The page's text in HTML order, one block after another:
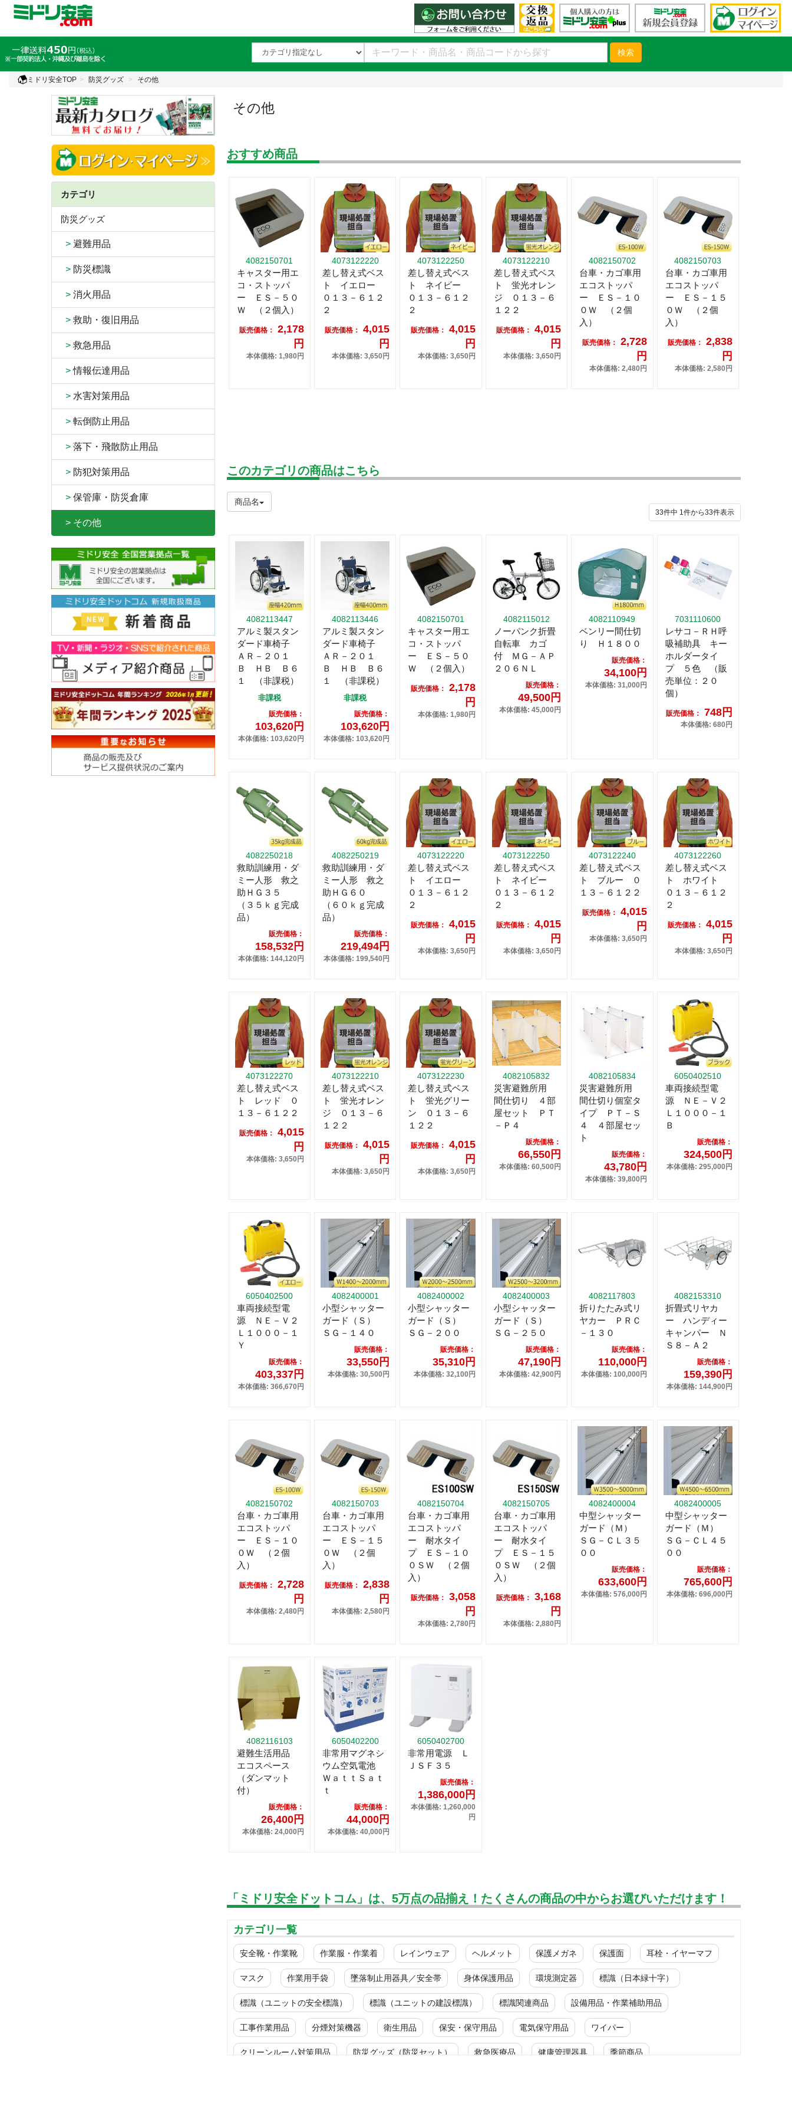
検索
ミドリ安全TOP 防災グッズ その他
カテゴリ
防災グッズ
> 避難用品
> 防災標識
> 消火用品
> 救助・復旧用品
> 救急用品
>情報伝達用品
> 水害対策用品
> 転倒防止用品
> 落下・飛散防止用品
> 防犯対策用品
> 保管庫・防災倉庫
> その他
その他
おすすめ商品
4082150701
キャスター用エ
コ・ストッパ
ー ＥＳ－５０
Ｗ （２個入）
販売価格：
2,178
円
本体価格: 1,980円
4073122220
差し替え式ベス
ト イエロー
０１３－６１２
２
販売価格：
4,015
円
本体価格: 3,650円
4073122250
差し替え式ベス
ト ネイビー
０１３－６１２
２
販売価格：
4,015
円
本体価格: 3,650円
4073122210
差し替え式ベス
ト 蛍光オレン
ジ ０１３－６
１２２
販売価格：
4,015
円
本体価格: 3,650円
4082150702
台車・カゴ車用
エコストッパ
ー ＥＳ－１０
０Ｗ （２個
入）
販売価格：
2,728
円
本体価格: 2,480円
4082150703
台車・カゴ車用
エコストッパ
ー ＥＳ－１５
０Ｗ （２個
入）
販売価格：
2,838
円
本体価格: 2,580円
このカテゴリの商品はこちら
商品名
33件中 1件から33件表示
4082113447
アルミ製スタン
ダード車椅子
ＡＲ－２０１
Ｂ ＨＢ Ｂ６
１ （非課税）
非課税
販売価格：
103,620円
本体価格: 103,620円
4082113446
アルミ製スタン
ダード車椅子
ＡＲ－２０１
Ｂ ＨＢ Ｂ６
１ （非課税）
非課税
販売価格：
103,620円
本体価格: 103,620円
4082150701
キャスター用エ
コ・ストッパ
ー ＥＳ－５０
Ｗ （２個入）
販売価格：
2,178
円
本体価格: 1,980円
4082115012
ノーパンク折畳
自転車 カゴ
付 ＭＧ－ＡＰ
２０６ＮＬ
販売価格：
49,500円
本体価格: 45,000円
4082110949
ベンリー間仕切
り Ｈ１８００
販売価格：
34,100円
本体価格: 31,000円
7031110600
レサコ－ＲＨ呼
吸補助具 キー
ホルダータイ
プ ５色 （販
売単位：２０
個）
販売価格： 748円
本体価格: 680円
4082250218
救助訓練用・ダ
ミー人形 救之
助ＨＧ３５
（３５ｋｇ完成
品）
販売価格：
158,532円
本体価格: 144,120円
4082250219
救助訓練用・ダ
ミー人形 救之
助ＨＧ６０
（６０ｋｇ完成
品）
販売価格：
219,494円
本体価格: 199,540円
4073122220
差し替え式ベス
ト イエロー
０１３－６１２
２
販売価格：
4,015
円
本体価格: 3,650円
4073122250
差し替え式ベス
ト ネイビー
０１３－６１２
２
販売価格：
4,015
円
本体価格: 3,650円
4073122240
差し替え式ベス
ト ブルー ０
１３－６１２２
販売価格：
4,015
円
本体価格: 3,650円
4073122260
差し替え式ベス
ト ホワイト
０１３－６１２
２
販売価格：
4,015
円
本体価格: 3,650円
4073122270
差し替え式ベス
ト レッド ０
１３－６１２２
販売価格：
4,015
円
本体価格: 3,650円
4073122210
差し替え式ベス
ト 蛍光オレン
ジ ０１３－６
１２２
販売価格：
4,015
円
本体価格: 3,650円
4073122230
差し替え式ベス
ト 蛍光グリー
ン ０１３－６
１２２
販売価格：
4,015
円
本体価格: 3,650円
4082105832
災害避難所用
間仕切り ４部
屋セット ＰＴ
－Ｐ４
販売価格：
66,550円
本体価格: 60,500円
4082105834
災害避難所用
間仕切り個室タ
イプ ＰＴ－Ｓ
４ ４部屋セッ
ト
販売価格：
43,780円
本体価格: 39,800円
6050402510
車両接続型電
源 ＮＥ－Ｖ２
Ｌ１０００－１
Ｂ
販売価格：
324,500円
本体価格: 295,000円
6050402500
車両接続型電
源 ＮＥ－Ｖ２
Ｌ１０００－１
Ｙ
販売価格：
403,337円
本体価格: 366,670円
4082400001
小型シャッター
ガード（Ｓ）
ＳＧ－１４０
販売価格：
33,550円
本体価格: 30,500円
4082400002
小型シャッター
ガード（Ｓ）
ＳＧ－２００
販売価格：
35,310円
本体価格: 32,100円
4082400003
小型シャッター
ガード（Ｓ）
ＳＧ－２５０
販売価格：
47,190円
本体価格: 42,900円
4082117803
折りたたみ式リ
ヤカー ＰＲＣ
－１３０
販売価格：
110,000円
本体価格: 100,000円
4082153310
折畳式リヤカ
ー ハンディー
キャンパー Ｎ
Ｓ８－Ａ２
販売価格：
159,390円
本体価格: 144,900円
4082150702
台車・カゴ車用
エコストッパ
ー ＥＳ－１０
０Ｗ （２個
入）
販売価格：
2,728
円
本体価格: 2,480円
4082150703
台車・カゴ車用
エコストッパ
ー ＥＳ－１５
０Ｗ （２個
入）
販売価格：
2,838
円
本体価格: 2,580円
4082150704
台車・カゴ車用
エコストッパ
ー 耐水タイ
プ ＥＳ－１０
０ＳＷ （２個
入）
販売価格：
3,058
円
本体価格: 2,780円
4082150705
台車・カゴ車用
エコストッパ
ー 耐水タイ
プ ＥＳ－１５
０ＳＷ （２個
入）
販売価格：
3,168
円
本体価格: 2,880円
4082400004
中型シャッター
ガード（Ｍ）
ＳＧ－ＣＬ３５
００
販売価格：
633,600円
本体価格: 576,000円
4082400005
中型シャッター
ガード（Ｍ）
ＳＧ－ＣＬ４５
００
販売価格：
765,600円
本体価格: 696,000円
4082116103
避難生活用品
エコスペース
（ダンマット
付）
販売価格：
26,400円
本体価格: 24,000円
6050402200
非常用マグネシ
ウム空気電池
ＷａｔｔＳａｔ
ｔ
販売価格：
44,000円
本体価格: 40,000円
6050402700
非常用電源 Ｌ
ＪＳＦ３５
販売価格：
1,386,000円
本体価格: 1,260,000
円
「ミドリ安全ドットコム」は、5万点の品揃え！たくさんの商品の中からお選びいただけます！
カテゴリ一覧
安全靴・作業靴 作業服・作業着 レインウェア ヘルメット 保護メガネ 保護面 耳栓・イヤーマフ
マスク 作業用手袋 墜落制止用器具／安全帯 身体保護用品 環境測定器 標識（日本緑十字）
標識（ユニットの安全標識） 標識（ユニットの建設標識） 標識関連商品 設備用品・作業補助用品
工事作業用品 分煙対策機器 衛生用品 保安・保守用品 電気保守用品 ワイパー
クリーンルーム対策用品 防災グッズ（防災セット） 救急医療品 健康管理器具 季節商品